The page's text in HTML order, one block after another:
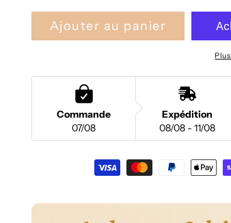
Ajouter au panier
Commande
07/08
Expédition
08/08 - 11/08